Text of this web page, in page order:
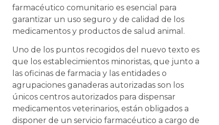
farmacéutico comunitario es esencial para
garantizar un uso seguro y de calidad de los
medicamentos y productos de salud animal.
Uno de los puntos recogidos del nuevo texto es
que los establecimientos minoristas, que junto a
las oficinas de farmacia y las entidades o
agrupaciones ganaderas autorizadas son los
únicos centros autorizados para dispensar
medicamentos veterinarios, están obligados a
disponer de un servicio farmacéutico a cargo de